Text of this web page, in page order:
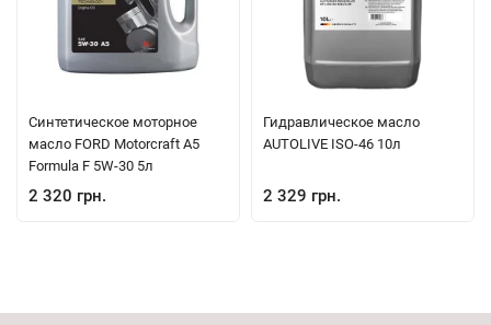
Синтетическое моторное
масло FORD Motorcraft A5
Formula F 5W-30 5л
2 320 грн.
Гидравлическое масло
AUTOLIVE ISO-46 10л
2 329 грн.